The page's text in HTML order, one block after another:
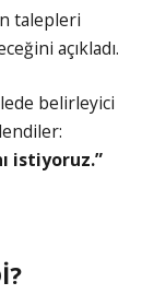
talepleri
açıkladı.
belirleyici
istiyoruz.”